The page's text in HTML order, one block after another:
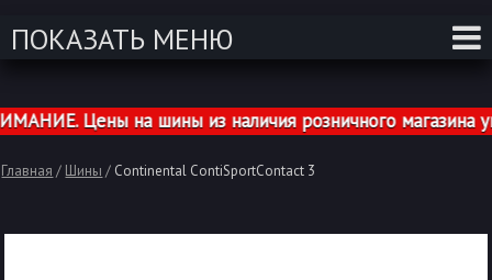
ПОКАЗАТЬ МЕНЮ
Цены на шины из наличия розничного магазина
Главная / Шины / Continental ContiSportContact 3